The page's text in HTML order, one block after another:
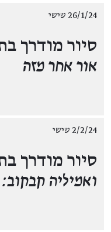
26/1/24 שישי
סיור מודרך
אור אחר מזה
2/2/24 שישי
סיור מודרך
ואמיליה